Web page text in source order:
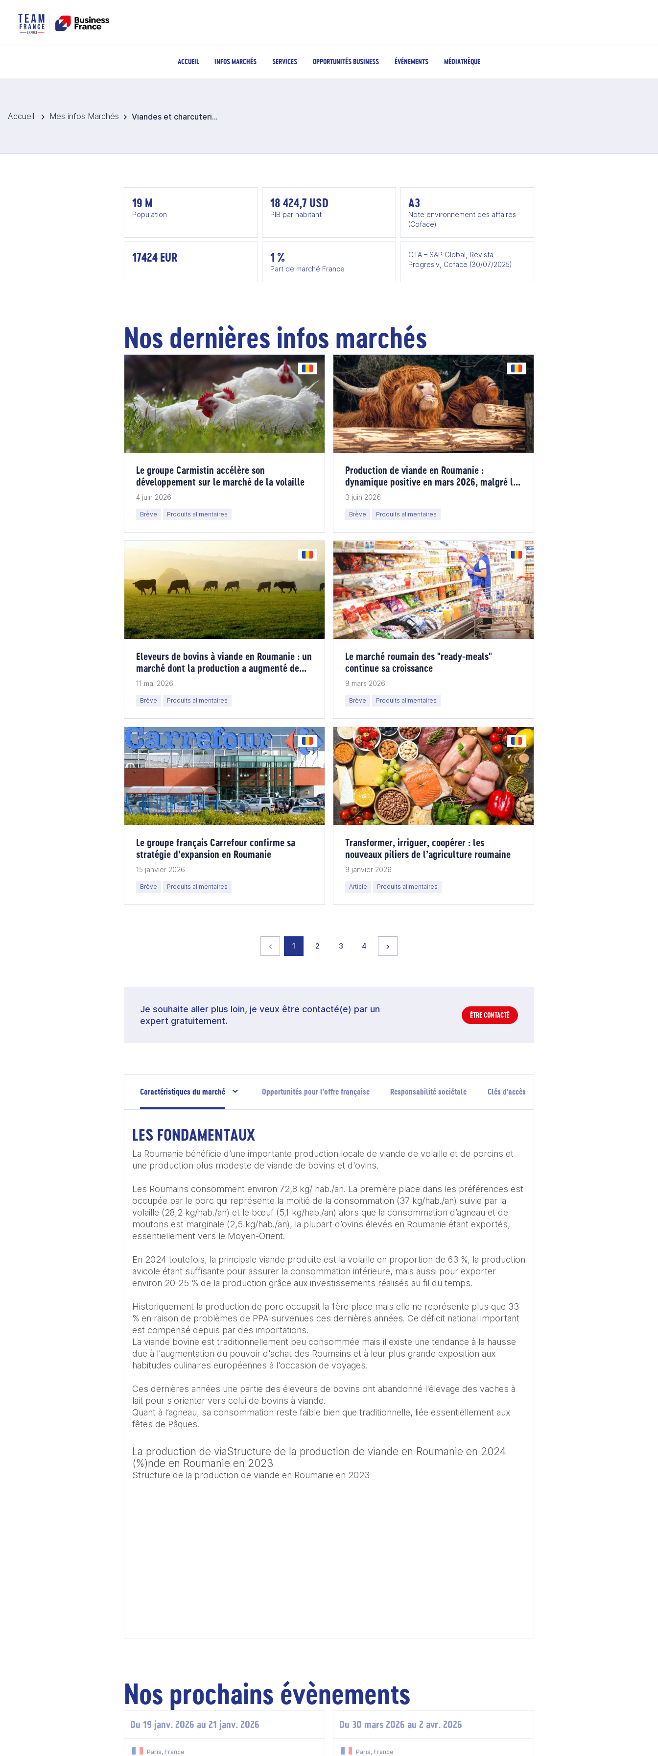
ACCUEIL INFOS MARCHÉS SERVICES OPPORTUNITÉS BUSINESS ÉVÉNEMENTS MÉDIATHÈQUE
Accueil Mes infos Marchés Viandes et charcuteries en Roumanie
19 M
Population
18 424,7 USD
PIB par habitant
A3
Note environnement des affaires
(Coface)
17424 EUR 1 %
Part de marché France
GTA – S&P Global, Revista
Progresiv, Coface (30/07/2025)
Nos dernières infos marchés
Le groupe Carmistin accélère son
développement sur le marché de la volaille
4 juin 2026
Brève Produits alimentaires
Production de viande en Roumanie :
dynamique positive en mars 2026, malgré le
recul des bovins.
3 juin 2026
Brève Produits alimentaires
Eleveurs de bovins à viande en Roumanie : un
marché dont la production a augmenté de
+23 % en un an
11 mai 2026
Brève Produits alimentaires
Le marché roumain des "ready-meals"
continue sa croissance
9 mars 2026
Brève Produits alimentaires
Le groupe français Carrefour confirme sa
stratégie d’expansion en Roumanie
15 janvier 2026
Brève Produits alimentaires
Transformer, irriguer, coopérer : les
nouveaux piliers de l’agriculture roumaine
9 janvier 2026
Article Produits alimentaires
Page précédente
page
1 page
2 page
3 page
4
Je souhaite aller plus loin, je veux être contacté(e) par un
expert gratuitement.
ÊTRE CONTACTÉ
Caractéristiques du marché Opportunités pour l'offre française Responsabilité sociétale Clés d'accès
LES FONDAMENTAUX
La Roumanie bénéficie d’une importante production locale de viande de volaille et de porcins et
une production plus modeste de viande de bovins et d'ovins.
Les Roumains consomment environ 72,8 kg/ hab./an. La première place dans les préférences est
occupée par le porc qui représente la moitié de la consommation (37 kg/hab./an) suivie par la
volaille (28,2 kg/hab./an) et le bœuf (5,1 kg/hab./an) alors que la consommation d’agneau et de
moutons est marginale (2,5 kg/hab./an), la plupart d’ovins élevés en Roumanie étant exportés,
essentiellement vers le Moyen-Orient.
En 2024 toutefois, la principale viande produite est la volaille en proportion de 63 %, la production
avicole étant suffisante pour assurer la consommation intérieure, mais aussi pour exporter
environ 20-25 % de la production grâce aux investissements réalisés au fil du temps.
Historiquement la production de porc occupait la 1ère place mais elle ne représente plus que 33
% en raison de problèmes de PPA survenues ces dernières années. Ce déficit national important
est compensé depuis par des importations.
La viande bovine est traditionnellement peu consommée mais il existe une tendance à la hausse
due à l'augmentation du pouvoir d'achat des Roumains et à leur plus grande exposition aux
habitudes culinaires européennes à l'occasion de voyages.
Ces dernières années une partie des éleveurs de bovins ont abandonné l'élevage des vaches à
lait pour s'orienter vers celui de bovins à viande.
Quant à l’agneau, sa consommation reste faible bien que traditionnelle, liée essentiellement aux
La production de viaStructure de la production de viande en Roumanie en 2024
(%)nde en Roumanie en 2023
Structure de la production de viande en Roumanie en 2023
Nos prochains évènements
Du 19 janv. 2026 au 21 janv. 2026
Paris, France
Du 30 mars 2026 au 2 avr. 2026
Paris, France